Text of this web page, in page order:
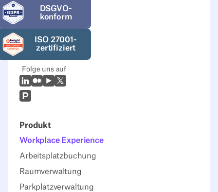
DSGVO-
konform
ISO 27001-
zertifiziert
Folge uns auf
LinkedIn
MittelYoutubeX (Twitter)
Prodcut Hunt
Produkt
Workplace Experience
Arbeitsplatzbuchung
Raumverwaltung
Parkplatzverwaltung